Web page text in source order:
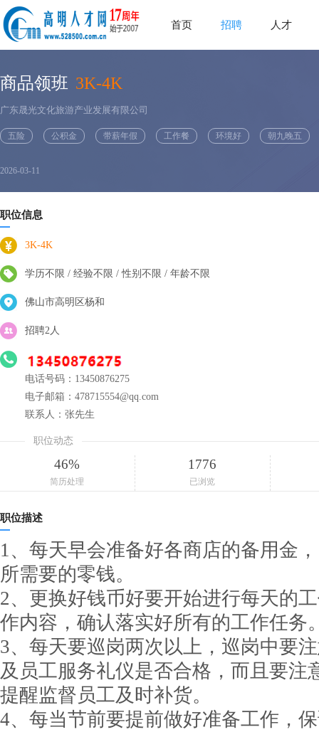
首页 招聘 人才
商品领班 3K-4K
广东晟光文化旅游产业发展有限公司
五险 公积金 带薪年假 工作餐 环境好 朝九晚五
2026-03-11
职位信息
3K-4K
学历不限 / 经验不限 / 性别不限 / 年龄不限
佛山市高明区杨和
招聘2人
电话号码：13450876275
电子邮箱：478715554@qq.com
联系人：张先生
职位动态
46%
简历处理
1776
已浏览
职位描述
1、每天早会准备好各商店的备用金
所需要的零钱。
2、更换好钱币好要开始进行每天的
作内容，确认落实好所有的工作任务
3、每天要巡岗两次以上，巡岗中要
及员工服务礼仪是否合格，而且要注
提醒监督员工及时补货。
4、每当节前要提前做好准备工作，